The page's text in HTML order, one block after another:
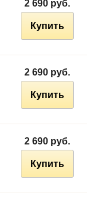
2 690 руб.
Купить
2 690 руб.
Купить
2 690 руб.
Купить